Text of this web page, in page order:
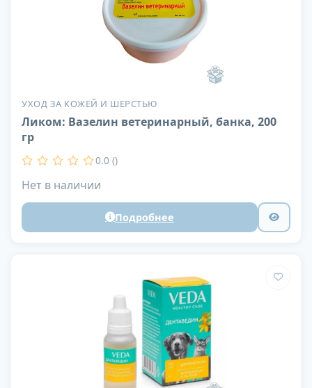
УХОД ЗА КОЖЕЙ И ШЕРСТЬЮ
Ликом: Вазелин ветеринарный, банка, 200
гр
0.0 ()
Нет в наличии
Подробнее